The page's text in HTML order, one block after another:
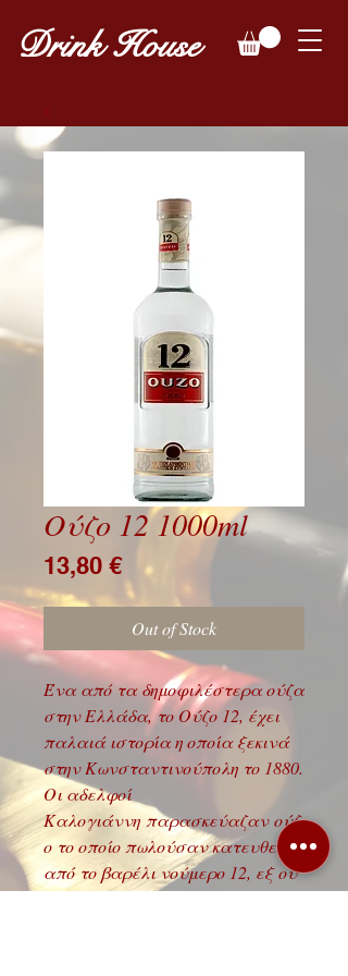
Drink House
Ούζο 12 1000ml
13,80 €Price
Out of Stock
Ένα από τα δημοφιλέστερα ούζα
στην Ελλάδα, το Ούζο 12, έχει
παλαιά ιστορία η οποία ξεκινά
στην Κωνσταντινούπολη το 1880.
Οι αδελφοί
Καλογιάννη παρασκεύαζαν ούζ
ο το οποίο πωλούσαν κατευθείαν
από το βαρέλι νούμερο 12, εξ ού
και το όνομα.